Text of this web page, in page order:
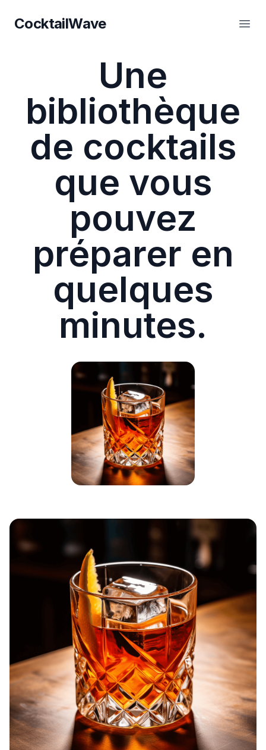
CocktailWave
CocktailWave
Une
bibliothèque
de cocktails
que vous
pouvez
préparer en
quelques
minutes.